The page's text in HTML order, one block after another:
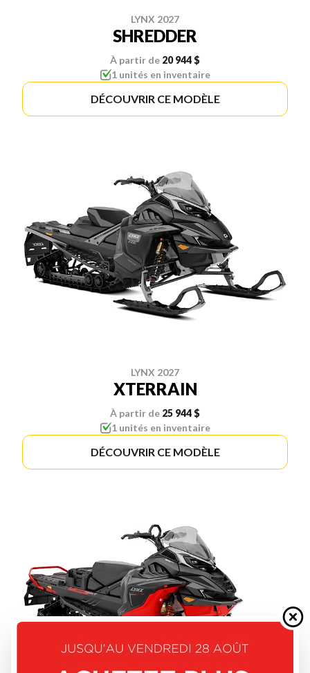
LYNX 2027
SHREDDER
À partir de 20 944 $
1 unités en inventaire
DÉCOUVRIR CE MODÈLE
LYNX 2027
XTERRAIN
À partir de 25 944 $
1 unités en inventaire
DÉCOUVRIR CE MODÈLE